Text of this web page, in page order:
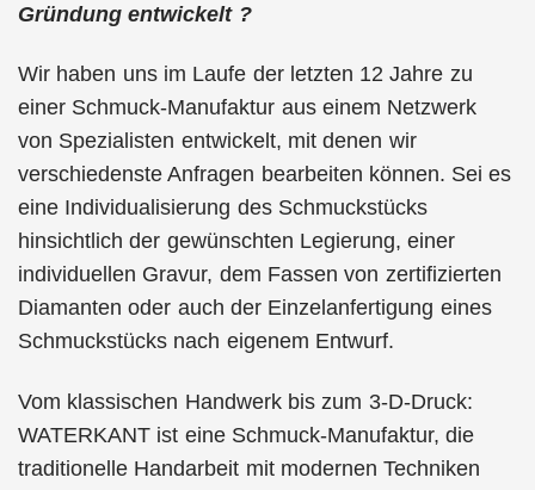
Gründung entwickelt ?
Wir haben uns im Laufe der letzten 12 Jahre zu
einer Schmuck-Manufaktur aus einem Netzwerk
von Spezialisten entwickelt, mit denen wir
verschiedenste Anfragen bearbeiten können. Sei es
eine Individualisierung des Schmuckstücks
hinsichtlich der gewünschten Legierung, einer
individuellen Gravur, dem Fassen von zertifizierten
Diamanten oder auch der Einzelanfertigung eines
Schmuckstücks nach eigenem Entwurf.
Vom klassischen Handwerk bis zum 3-D-Druck:
WATERKANT ist eine Schmuck-Manufaktur, die
traditionelle Handarbeit mit modernen Techniken